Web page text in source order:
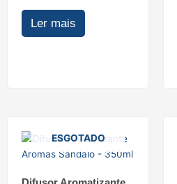
Ler mais
ESGOTADO